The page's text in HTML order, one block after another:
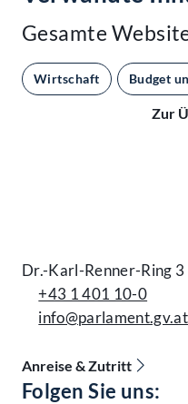
Accessibility
Gesamte
Wirtschaft Budget
Zur
Dr.-Karl-Renner-Ring
+43 1 401 10-0
info@parlament.gv.at
Anreise & Zutritt
Folgen Sie uns: